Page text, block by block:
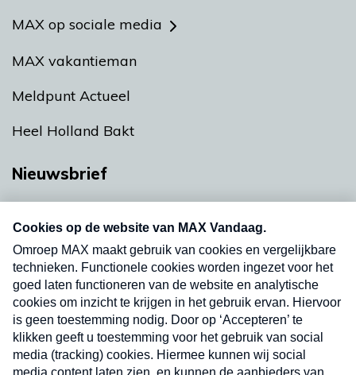
MAX op sociale media
MAX vakantieman
Meldpunt Actueel
Heel Holland Bakt
Nieuwsbrief
Neem hier een gratis abonnement op onze
nieuwsbrief. Elke vrijdag- en dinsdagochtend in
uw mailbox.
Verzend